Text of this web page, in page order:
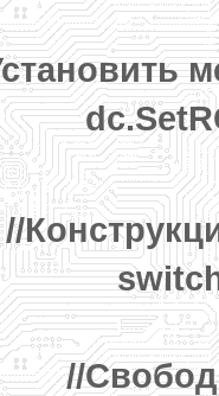
//
//